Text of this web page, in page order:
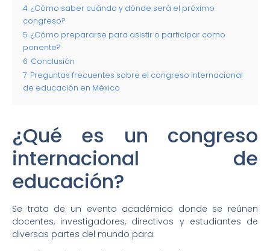
4 ¿Cómo saber cuándo y dónde será el próximo
congreso?
5 ¿Cómo prepararse para asistir o participar como
ponente?
6 Conclusión
7 Preguntas frecuentes sobre el congreso internacional
de educación en México
¿Qué es un congreso
internacional de
educación?
Se trata de un evento académico donde se reúnen
docentes, investigadores, directivos y estudiantes de
diversas partes del mundo para: